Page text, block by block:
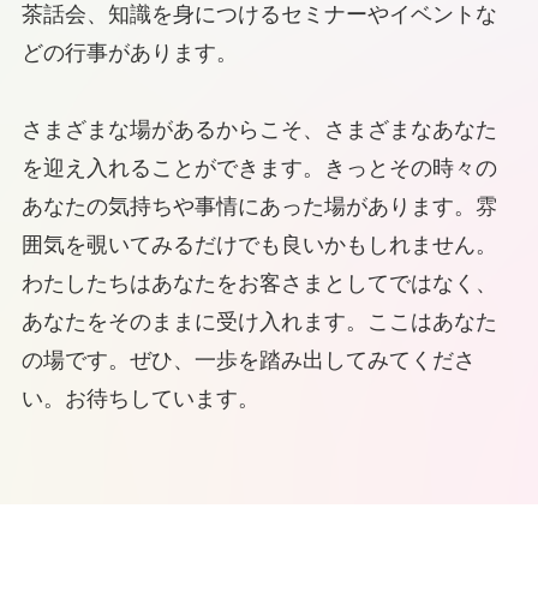
茶話会、知識を身につけるセミナーやイベントな
どの行事があります。
さまざまな場があるからこそ、さまざまなあなた
を迎え入れることができます。きっとその時々の
あなたの気持ちや事情にあった場があります。雰
囲気を覗いてみるだけでも良いかもしれません。
わたしたちはあなたをお客さまとしてではなく、
あなたをそのままに受け入れます。ここはあなた
の場です。ぜひ、一歩を踏み出してみてくださ
い。お待ちしています。